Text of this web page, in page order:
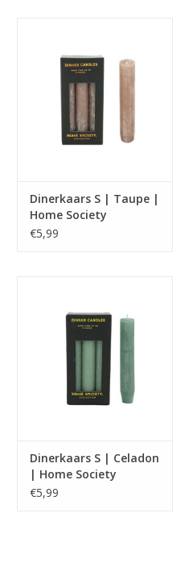
Dinerkaars S | Taupe |
Home Society
€5,99
Dinerkaars S | Celadon
| Home Society
€5,99